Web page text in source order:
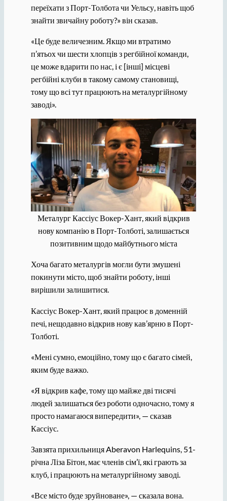
переїхати з Порт-Толбота чи Уельсу, навіть щоб
знайти звичайну роботу?» він сказав.
«Це буде величезним. Якщо ми втратимо
п’ятьох чи шести хлопців з регбійної команди,
це може вдарити по нас, і є [інші] місцеві
регбійні клуби в такому самому становищі,
тому що всі тут працюють на металургійному
заводі».
Металург Кассіус Вокер-Хант, який відкрив
нову компанію в Порт-Толботі, залишається
позитивним щодо майбутнього міста
Хоча багато металургів могли бути змушені
покинути місто, щоб знайти роботу, інші
вирішили залишитися.
Кассіус Вокер-Хант, який працює в доменній
печі, нещодавно відкрив нову кав’ярню в Порт-
Толботі.
«Мені сумно, емоційно, тому що є багато сімей,
яким буде важко.
«Я відкрив кафе, тому що майже дві тисячі
людей залишаться без роботи одночасно, тому я
просто намагаюся випередити», — сказав
Кассіус.
Завзята прихильниця Aberavon Harlequins, 51-
річна Ліза Бітон, має членів сім’ї, які грають за
клуб, і працюють на металургійному заводі.
«Все місто буде зруйноване», — сказала вона.